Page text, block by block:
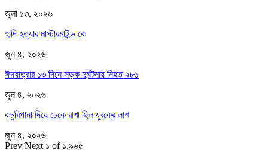
জুলা ১৩, ২০২৬
হাদি হত্যার মাস্টারমাইন্ড কে
জুন ৪, ২০২৬
ঈদযাত্রার ১৩ দিনে সড়ক দুর্ঘটনায় নিহত ২৮১
জুন ৪, ২০২৬
কচুরিপানা দিয়ে ঢেকে রাখা ছিল যুবকের লাশ
জুন ৪, ২০২৬
Prev Next ১ of ১,৯৬৫